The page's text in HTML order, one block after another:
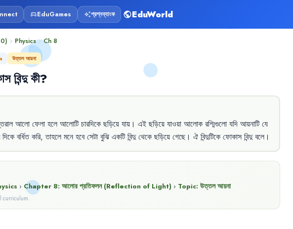
sports_esportsEduGames auto_awesomeপ্রশ্নব্যাংক publicEduWorld
chevron_right Physicschevron_rightCh 8
উত্তল আয়না
বিন্দু কী?
আলো ফেলা হলে আলোটি চারদিকে ছড়িয়ে যায়। এই ছড়িয়ে যাওয়া আলোক রশ্মিগুলো যদি আয়নাটি যে
দিকে বর্ধিত করি, তাহলে মনে হবে সেটা বুঝি একটি বিন্দু থেকে ছড়িয়ে গেছে। ঐ বিন্দুটিকে ফোকাস বিন্দু বলে।
› Chapter 8: আলোর প্রতিফলন (Reflection of Light) › Topic: উত্তল আয়না
curriculum.